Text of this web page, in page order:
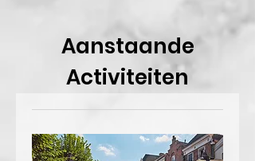
Aanstaande
Activiteiten